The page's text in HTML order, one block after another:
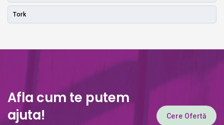
Tork
Afla cum te putem
ajuta!
Cere Ofertă